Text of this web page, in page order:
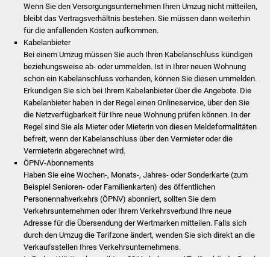
Stadtinfo
Partnerstädte
Projekte
Schulentwicklung Bizet
Sanierung Bizethalle
Ortsentwicklung
Presse
Wenn Sie den Versorgungsunternehmen Ihren Umzug nicht mitteilen,
bleibt das Vertragsverhältnis bestehen. Sie müssen dann weiterhin
für die anfallenden Kosten aufkommen.
Kabelanbieter
Bei einem Umzug müssen Sie auch Ihren Kabelanschluss kündigen
beziehungsweise ab- oder ummelden. Ist in Ihrer neuen Wohnung
schon ein Kabelanschluss vorhanden, können Sie diesen ummelden.
Erkundigen Sie sich bei Ihrem Kabelanbieter über die Angebote. Die
Kabelanbieter haben in der Regel einen Onlineservice, über den Sie
die Netzverfügbarkeit für Ihre neue Wohnung prüfen können. In der
Regel sind Sie als Mieter oder Mieterin von diesen Meldeformalitäten
befreit, wenn der Kabelanschluss über den Vermieter oder die
Vermieterin abgerechnet wird.
ÖPNV-Abonnements
Haben Sie eine Wochen-, Monats-, Jahres- oder Sonderkarte (zum
Beispiel Senioren- oder Familienkarten) des öffentlichen
Personennahverkehrs (ÖPNV) abonniert, sollten Sie dem
Verkehrsunternehmen oder Ihrem Verkehrsverbund Ihre neue
Adresse für die Übersendung der Wertmarken mitteilen. Falls sich
durch den Umzug die Tarifzone ändert, wenden Sie sich direkt an die
Verkaufsstellen Ihres Verkehrsunternehmens.